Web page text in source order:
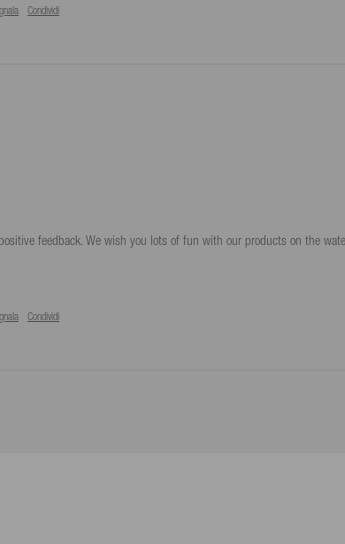
Condividi
feedback. We wish you lots of fun with our products on the
Condividi